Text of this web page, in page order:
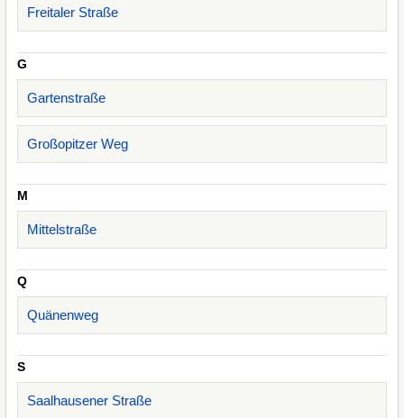
Freitaler Straße
G
Gartenstraße
Großopitzer Weg
M
Mittelstraße
Q
Quänenweg
S
Saalhausener Straße